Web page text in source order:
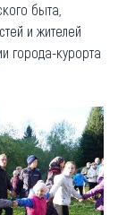
быта,
и жителей
города-курорта